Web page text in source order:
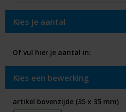
Kies je aantal
Of vul hier je aantal in:
Kies een bewerking
artikel bovenzijde (35 x 35 mm)